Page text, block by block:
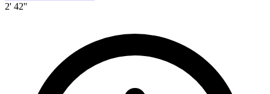
2' 42''